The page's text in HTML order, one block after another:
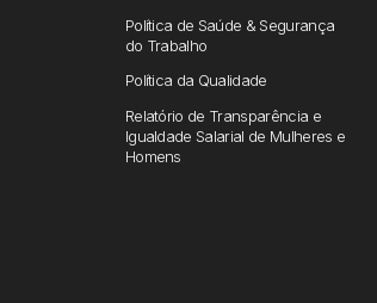
Política de Saúde & Segurança
do Trabalho
Política da Qualidade
Relatório de Transparência e
Igualdade Salarial de Mulheres e
Homens